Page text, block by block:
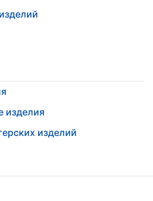
изделия
изделий